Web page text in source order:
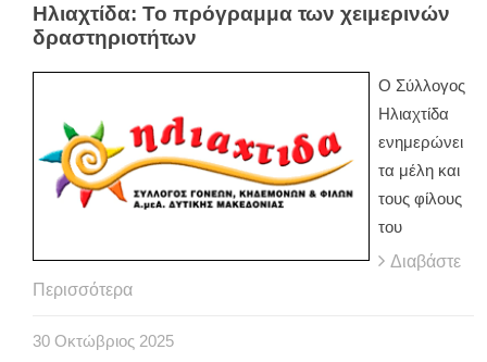
Ηλιαχτίδα: Το πρόγραμμα των χειμερινών
δραστηριοτήτων
Ο Σύλλογος
Ηλιαχτίδα
ενημερώνει
τα μέλη και
τους φίλους
του
Διαβάστε
Περισσότερα
30 Οκτώβριος 2025